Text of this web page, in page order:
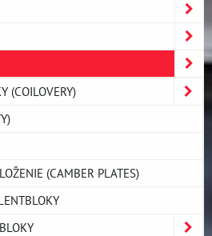
(COILOVERY)
(CAMBER PLATES)